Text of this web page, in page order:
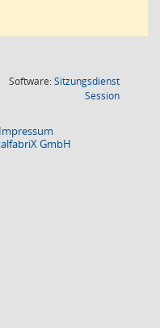
Software:Sitzungsdienst
Session(Wird in
Impressum
GmbH